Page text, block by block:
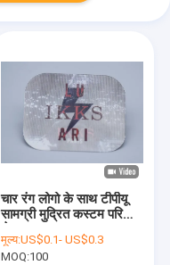
चार रंग लोगो के साथ टीपीयू
सामग्री मुद्रित कस्टम परिधान
मूल्य:US$0.1- US$0.3
MOQ:100